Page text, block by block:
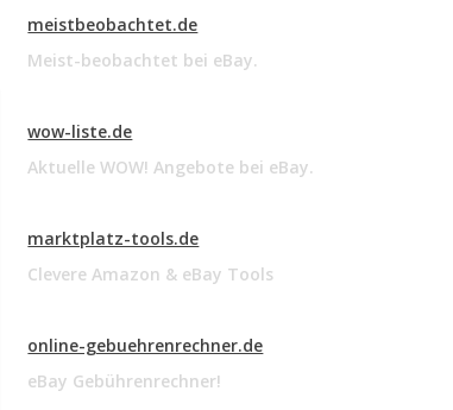
meistbeobachtet.de
Meist-beobachtet bei eBay.
wow-liste.de
Aktuelle WOW! Angebote bei eBay.
marktplatz-tools.de
Clevere Amazon & eBay Tools
online-gebuehrenrechner.de
eBay Gebührenrechner!